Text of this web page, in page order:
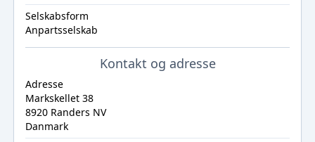
Selskabsform
Anpartsselskab
Kontakt og adresse
Adresse
Markskellet 38
8920 Randers NV
Danmark